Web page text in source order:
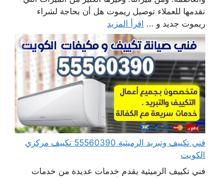
نقدمها للعملاء توصيل ريموت هل أن بحاجة لشراء
ريموت جديد و ... اقرأ المزيد
فني تكييف وتبريد الرميثية 55560390 تكييف مركزي
الكويت
فني تكييف الرميثية يقدم خدمات عديدة من خدمات